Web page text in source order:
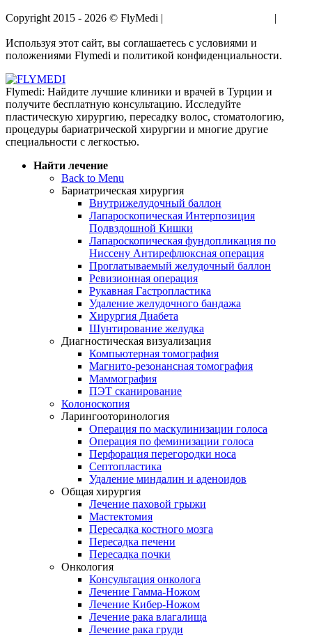
Copyright 2015 - 2026 © FlyMedi |
|
Используя этот сайт, вы соглашаетесь с условиями и
положениями Flymedi и политикой конфиденциальности.
Flymedi: Найдите лучшие клиники и врачей в Турции и
получите бесплатную консультацию. Исследуйте
пластическую хирургию, пересадку волос, стоматологию,
процедуры бариатрической хирургии и многие другие
специальности с легкостью.
Найти лечение
Back to Menu
Бариатрическая хирургия
Внутрижелудочный баллон
Лапароскопическая Интерпозиция
Подвздошной Кишки
Лапароскопическая фундопликация по
Ниссену Антирефлюксная операция
Проглатываемый желудочный баллон
Ревизионная операция
Рукавная Гастропластика
Удаление желудочного бандажа
Хирургия Диабета
Шунтирование желудка
Диагностическая визуализация
Компьютерная томография
Магнито-резонансная томография
Маммография
ПЭТ сканирование
Колоноскопия
Ларингооторинология
Операция по маскулинизации голоса
Операция по феминизации голоса
Перфорация перегородки носа
Септопластика
Удаление миндалин и аденоидов
Общая хирургия
Лечение паховой грыжи
Мастектомия
Пересадка костного мозга
Пересадка печени
Пересадка почки
Онкология
Консультация онколога
Лечение Гамма-Ножом
Лечение Кибер-Ножом
Лечение рака влагалища
Лечение рака груди